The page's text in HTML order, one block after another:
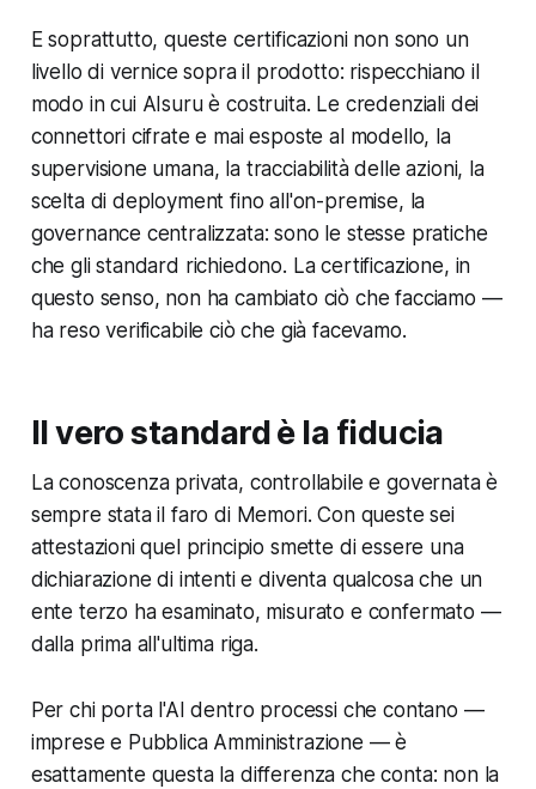
E soprattutto, queste certificazioni non sono un
livello di vernice sopra il prodotto: rispecchiano il
modo in cui AIsuru è costruita. Le credenziali dei
connettori cifrate e mai esposte al modello, la
supervisione umana, la tracciabilità delle azioni, la
scelta di deployment fino all'on-premise, la
governance centralizzata: sono le stesse pratiche
che gli standard richiedono. La certificazione, in
questo senso, non ha cambiato ciò che facciamo —
ha reso verificabile ciò che già facevamo.
Il vero standard è la fiducia
La conoscenza privata, controllabile e governata è
sempre stata il faro di Memori. Con queste sei
attestazioni quel principio smette di essere una
dichiarazione di intenti e diventa qualcosa che un
ente terzo ha esaminato, misurato e confermato —
dalla prima all'ultima riga.
Per chi porta l'AI dentro processi che contano —
imprese e Pubblica Amministrazione — è
esattamente questa la differenza che conta: non la